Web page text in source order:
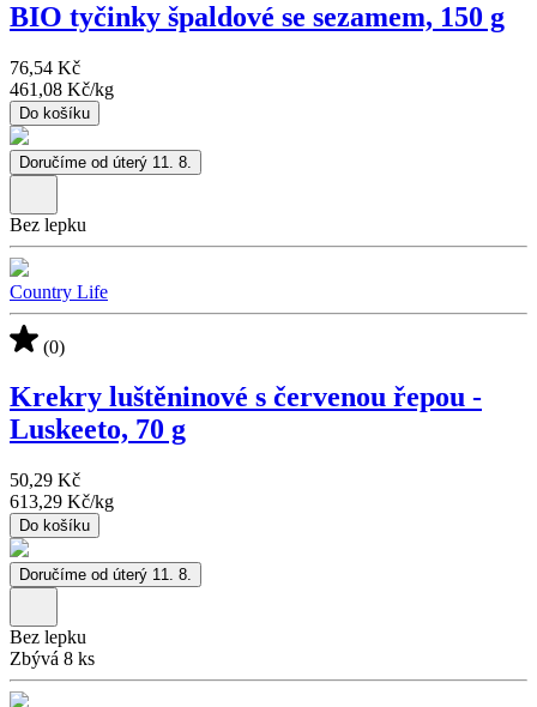
BIO tyčinky špaldové se sezamem, 150 g
76,54 Kč
461,08 Kč/kg
Do košíku
Doručíme od úterý 11. 8.
Bez lepku
Country Life
(0)
Krekry luštěninové s červenou řepou -
Luskeeto, 70 g
50,29 Kč
613,29 Kč/kg
Do košíku
Doručíme od úterý 11. 8.
Bez lepku
Zbývá 8 ks